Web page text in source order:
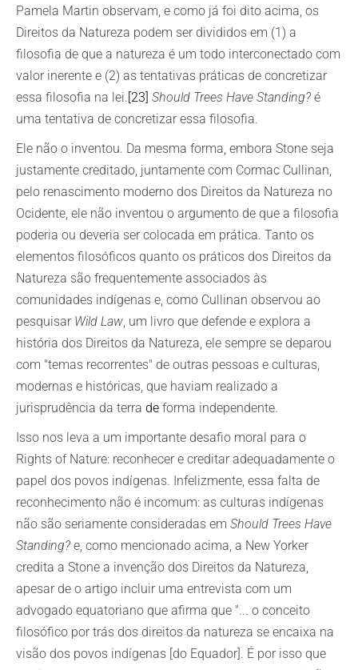
Pamela Martin observam, e como já foi dito acima, os
Direitos da Natureza podem ser divididos em (1) a
filosofia de que a natureza é um todo interconectado com
valor inerente e (2) as tentativas práticas de concretizar
essa filosofia na lei. [23] Should Trees Have Standing? é
uma tentativa de concretizar essa filosofia.
Ele não o inventou. Da mesma forma, embora Stone seja
justamente creditado, juntamente com Cormac Cullinan,
pelo renascimento moderno dos Direitos da Natureza no
Ocidente, ele não inventou o argumento de que a filosofia
poderia ou deveria ser colocada em prática. Tanto os
elementos filosóficos quanto os práticos dos Direitos da
Natureza são frequentemente associados às
comunidades indígenas e, como Cullinan observou ao
pesquisar Wild Law, um livro que defende e explora a
história dos Direitos da Natureza, ele sempre se deparou
com "temas recorrentes" de outras pessoas e culturas,
modernas e históricas, que haviam realizado a
jurisprudência da terra de forma independente.
Isso nos leva a um importante desafio moral para o
Rights of Nature: reconhecer e creditar adequadamente o
papel dos povos indígenas. Infelizmente, essa falta de
reconhecimento não é incomum: as culturas indígenas
não são seriamente consideradas em Should Trees Have
Standing? e, como mencionado acima, a New Yorker
credita a Stone a invenção dos Direitos da Natureza,
apesar de o artigo incluir uma entrevista com um
advogado equatoriano que afirma que "... o conceito
filosófico por trás dos direitos da natureza se encaixa na
visão dos povos indígenas [do Equador]. É por isso que